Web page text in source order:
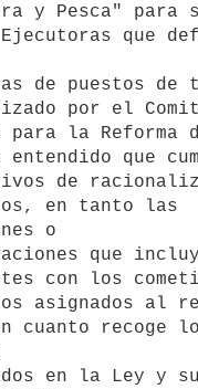
y Pesca" para
Ejecutoras que
de puestos de
por el
para la Reforma
que
de
en tanto las
o
que
con los
asignados al
cuanto recoge
en la Ley y su